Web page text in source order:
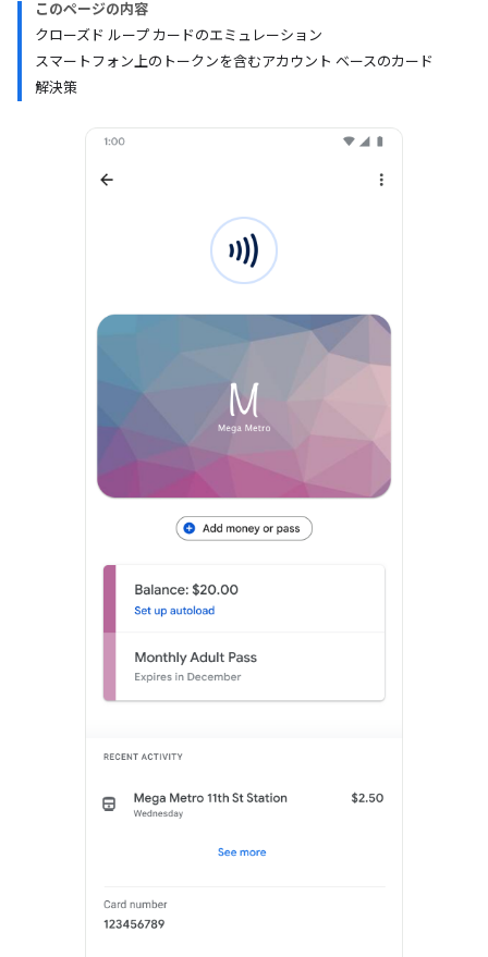
このページの内容
クローズド ループ カードのエミュレーション
スマートフォン上のトークンを含むアカウント ベースのカード
解決策